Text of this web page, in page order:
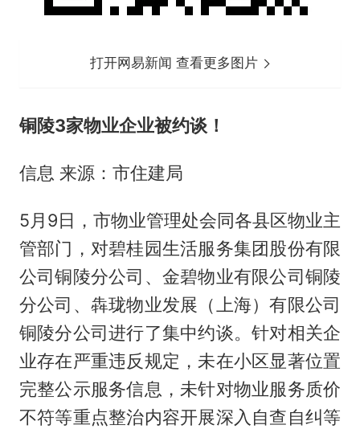
打开网易新闻 查看更多图片
铜陵3家物业企业被约谈！
信息 来源：市住建局
5月9日，市物业管理处会同各县区物业主
管部门，对碧桂园生活服务集团股份有限
公司铜陵分公司、金碧物业有限公司铜陵
分公司、犇珑物业发展（上海）有限公司
铜陵分公司进行了集中约谈。针对相关企
业存在严重违反规定，未在小区显著位置
完整公示服务信息，未针对物业服务质价
不符等重点整治内容开展深入自查自纠等